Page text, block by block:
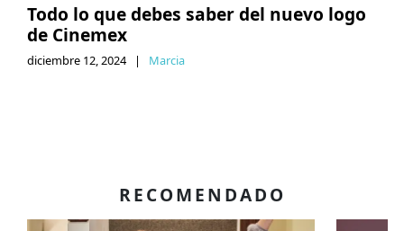
Todo lo que debes saber del nuevo logo
de Cinemex
diciembre 12, 2024 | Marcia
RECOMENDADO